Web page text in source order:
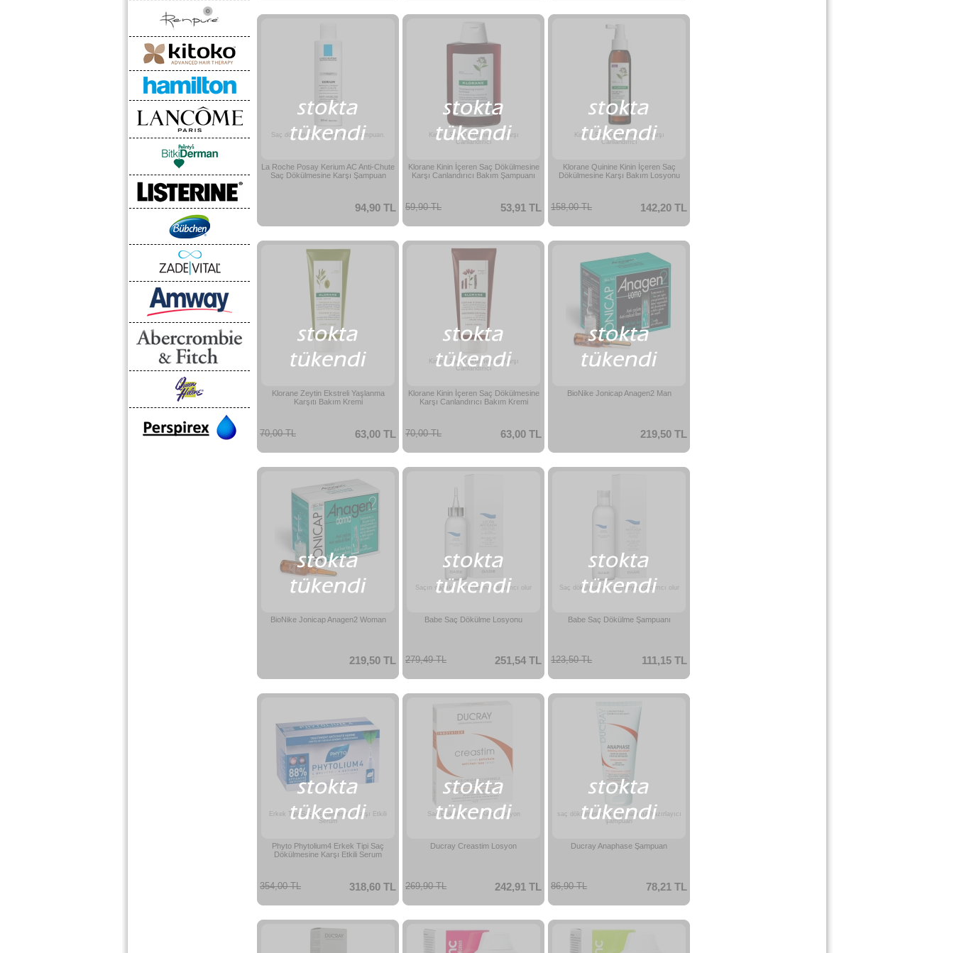
Saç dökülmesine karşı etkili şampuan.
La Roche Posay Kerium AC Anti-Chute
Saç Dökülmesine Karşı Şampuan
94,90 TL
Kinin / Saç Dökülmesine Karşı
Canlandırıcı
Klorane Kinin İçeren Saç Dökülmesine
Karşı Canlandırıcı Bakım Şampuanı
53,91 TL
59,90 TL
Kinin / Saç Dökülmesine Karşı
Canlandırıcı
Klorane Quinine Kinin İçeren Saç
Dökülmesine Karşı Bakım Losyonu
142,20 TL
158,00 TL
Klorane Zeytin Ekstreli Yaşlanma
Karşıtı Bakım Kremi
63,00 TL
70,00 TL
Kinin / Saç Dökülmesine Karşı
Canlandırıcı
Klorane Kinin İçeren Saç Dökülmesine
Karşı Canlandırıcı Bakım Kremi
63,00 TL
70,00 TL
BioNike Jonicap Anagen2 Man
219,50 TL
BioNike Jonicap Anagen2 Woman
219,50 TL
Saçın sağlıklı uzamasına yardımcı olur
Babe Saç Dökülme Losyonu
251,54 TL
279,49 TL
Saç dökülmesini önlemeye yardımcı olur
Babe Saç Dökülme Şampuanı
111,15 TL
123,50 TL
Erkek Tipi Saç Dökülmesine Karşı Etkili
Serum
Phyto Phytolium4 Erkek Tipi Saç
Dökülmesine Karşı Etkili Serum
318,60 TL
354,00 TL
Saç Dökülmesine Karşı Losyon
Ducray Creastim Losyon
242,91 TL
269,90 TL
saç dökülmesine karşı bakıma hazırlayıcı
şampuan
Ducray Anaphase Şampuan
78,21 TL
86,90 TL